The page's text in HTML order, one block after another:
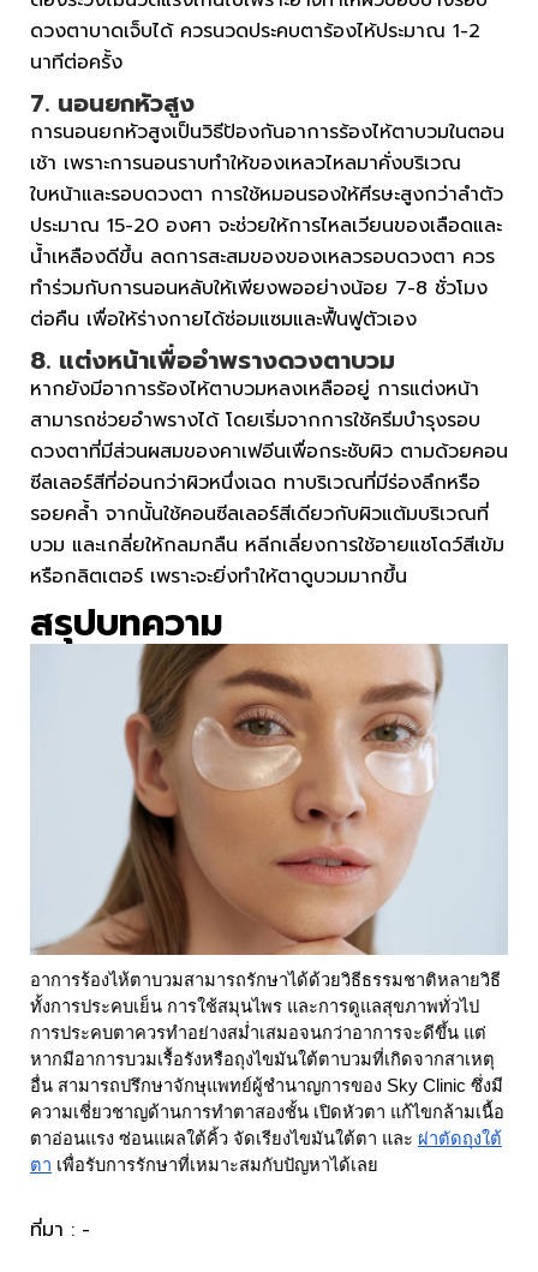
ดวงตาบาดเจ็บได้ ควรนวดประคบตาร้องไห้ประมาณ 1-2
นาทีต่อครั้ง
7. นอนยกหัวสูง
การนอนยกหัวสูงเป็นวิธีป้องกันอาการร้องไห้ตาบวมในตอน
เช้า เพราะการนอนราบทำให้ของเหลวไหลมาคั่งบริเวณ
ใบหน้าและรอบดวงตา การใช้หมอนรองให้ศีรษะสูงกว่าลำตัว
ประมาณ 15-20 องศา จะช่วยให้การไหลเวียนของเลือดและ
น้ำเหลืองดีขึ้น ลดการสะสมของของเหลวรอบดวงตา ควร
ทำร่วมกับการนอนหลับให้เพียงพออย่างน้อย 7-8 ชั่วโมง
ต่อคืน เพื่อให้ร่างกายได้ซ่อมแซมและฟื้นฟูตัวเอง
8. แต่งหน้าเพื่ออำพรางดวงตาบวม
หากยังมีอาการร้องไห้ตาบวมหลงเหลืออยู่ การแต่งหน้า
สามารถช่วยอำพรางได้ โดยเริ่มจากการใช้ครีมบำรุงรอบ
ดวงตาที่มีส่วนผสมของคาเฟอีนเพื่อกระชับผิว ตามด้วยคอน
ซีลเลอร์สีที่อ่อนกว่าผิวหนึ่งเฉด ทาบริเวณที่มีร่องลึกหรือ
รอยคล้ำ จากนั้นใช้คอนซีลเลอร์สีเดียวกับผิวแต้มบริเวณที่
บวม และเกลี่ยให้กลมกลืน หลีกเลี่ยงการใช้อายแชโดว์สีเข้ม
หรือกลิตเตอร์ เพราะจะยิ่งทำให้ตาดูบวมมากขึ้น
สรุปบทความ
อาการร้องไห้ตาบวมสามารถรักษาได้ด้วยวิธีธรรมชาติหลายวิธี
ทั้งการประคบเย็น การใช้สมุนไพร และการดูแลสุขภาพทั่วไป
การประคบตาควรทำอย่างสม่ำเสมอจนกว่าอาการจะดีขึ้น แต่
หากมีอาการบวมเรื้อรังหรือถุงไขมันใต้ตาบวมที่เกิดจากสาเหตุ
อื่น สามารถปรึกษาจักษุแพทย์ผู้ชำนาญการของ Sky Clinic ซึ่งมี
ความเชี่ยวชาญด้านการทำตาสองชั้น เปิดหัวตา แก้ไขกล้ามเนื้อ
ตาอ่อนแรง ซ่อนแผลใต้คิ้ว จัดเรียงไขมันใต้ตา และ ผ่าตัดถุงใต้
ตา เพื่อรับการรักษาที่เหมาะสมกับปัญหาได้เลย
ที่มา : -